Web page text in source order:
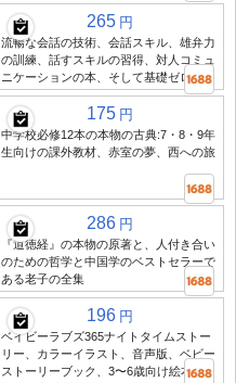
265 円
流暢な会話の技術、会話スキル、雄弁力
の訓練、話すスキルの習得、対人コミュ
ニケーションの本、そして基礎ゼロ
175 円
中学校必修12本の本物の古典:7・8・9年
生向けの課外教材、赤室の夢、西への旅
286 円
『道徳経』の本物の原著と、人付き合い
のための哲学と中国学のベストセラーで
ある老子の全集
196 円
ベイビーラブズ365ナイトタイムストー
リー、カラーイラスト、音声版、ベビー
ストーリーブック、3〜6歳向け絵本